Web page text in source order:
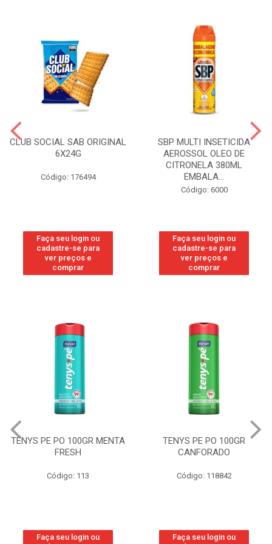
CLUB SOCIAL SAB ORIGINAL
6X24G
Código: 176494
Faça seu login ou
cadastre-se para
ver preços e
comprar
SBP MULTI INSETICIDA
AEROSSOL OLEO DE
CITRONELA 380ML
EMBALA...
Código: 6000
Faça seu login ou
cadastre-se para
ver preços e
comprar
100GR MENTA
login ou
TENYS PE PO 100GR
Faça seu login ou
TENYS